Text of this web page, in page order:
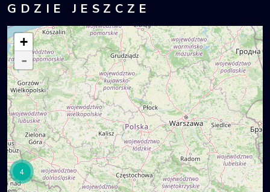
GDZIE JESZCZE
4
+
-